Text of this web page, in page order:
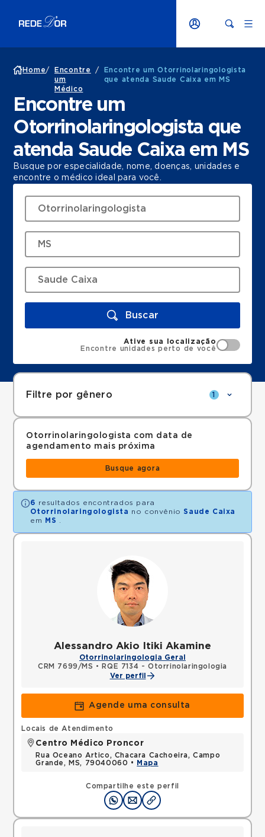
Home/
Encontre
um
Médico
/
Encontre um Otorrinolaringologista
que atenda Saude Caixa em MS
Encontre um
Otorrinolaringologista que
atenda Saude Caixa em MS
Busque por especialidade, nome, doenças, unidades e
encontre o médico ideal para você.
Buscar
Ative sua localização
Encontre unidades perto de você
Filtre por gênero 1
Otorrinolaringologista com data de
agendamento mais próxima
Busque agora
6 resultados encontrados para
Otorrinolaringologista no convênio Saude Caixa
em
MS
Alessandro Akio Itiki Akamine
Otorrinolaringologia Geral
CRM 7699/MS •
RQE 7134 - Otorrinolaringologia
Ver perfil
Agende uma consulta
Compartilhe este perfil
Locais de Atendimento
Centro Médico Proncor
Rua Oceano Artico, Chacara Cachoeira, Campo
Grande, MS, 79040060 •
Mapa